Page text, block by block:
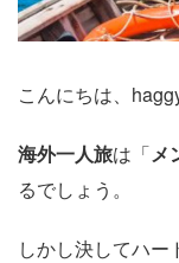
こんにちは、
海外一人旅は「メ
るでしょう。
しかし決してハー